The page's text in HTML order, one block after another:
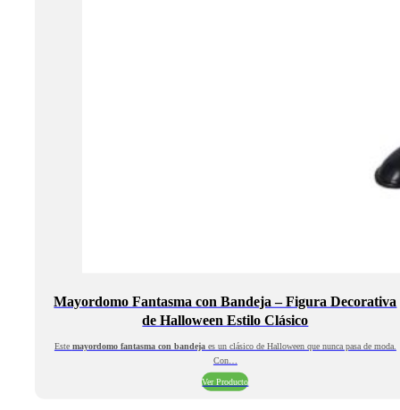
Mayordomo Fantasma con Bandeja – Figura Decorativa
de Halloween Estilo Clásico
Este mayordomo fantasma con bandejaes un clásico de Halloween que nunca pasa de moda.
Con…
Ver Producto